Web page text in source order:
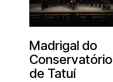
Madrigal do
Conservatório
de Tatuí